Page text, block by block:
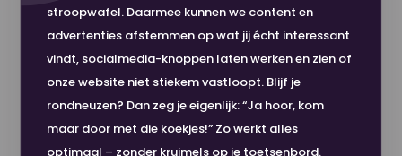
stroopwafel. Daarmee kunnen we content en
advertenties afstemmen op wat jij écht interessant
vindt, socialmedia-knoppen laten werken en zien of
onze website niet stiekem vastloopt. Blijf je
rondneuzen? Dan zeg je eigenlijk: “Ja hoor, kom
maar door met die koekjes!” Zo werkt alles
optimaal – zonder kruimels op je toetsenbord.